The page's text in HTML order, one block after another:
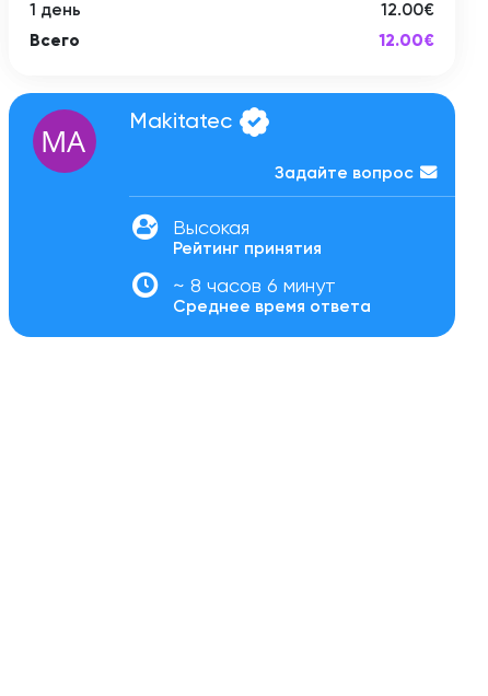
1 день
12.00€
Всего
12.00€
Makitatec
Задайте вопрос
Высокая
Рейтинг принятия
~ 8 часов 6 минут
Среднее время ответа